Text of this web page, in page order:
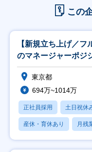
この
【新規立ち上げ／
のマネージャーポジ
東京都
694万~1014万
正社員採用 土日祝休
産休・育休あり 月残